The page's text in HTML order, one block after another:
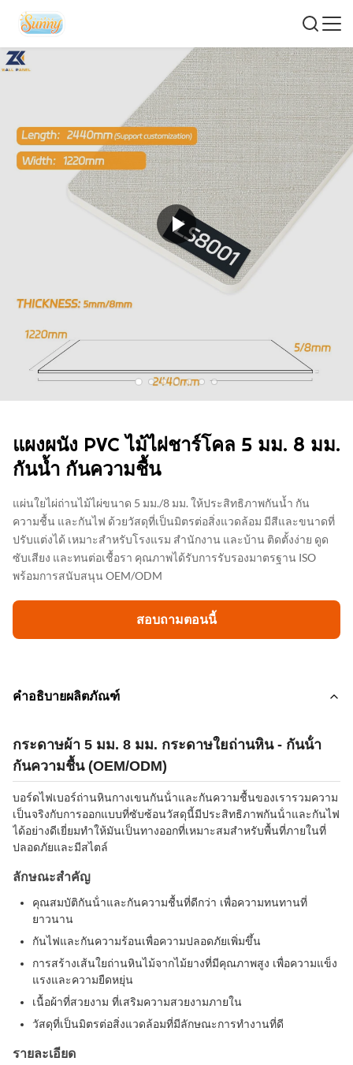
แผงผนัง PVC ไม้ไผ่ชาร์โคล 5 มม. 8 มม.
กันน้ำ กันความชื้น
แผ่นใยไผ่ถ่านไม้ไผ่ขนาด 5 มม./8 มม. ให้ประสิทธิภาพกันน้ำ กัน
ความชื้น และกันไฟ ด้วยวัสดุที่เป็นมิตรต่อสิ่งแวดล้อม มีสีและขนาดที่
ปรับแต่งได้ เหมาะสำหรับโรงแรม สำนักงาน และบ้าน ติดตั้งง่าย ดูด
ซับเสียง และทนต่อเชื้อรา คุณภาพได้รับการรับรองมาตรฐาน ISO
พร้อมการสนับสนุน OEM/ODM
สอบถามตอนนี้
คำอธิบายผลิตภัณฑ์
กระดาษผ้า 5 มม. 8 มม. กระดาษใยถ่านหิน - กันน้ํา
กันความชื้น (OEM/ODM)
บอร์ดไฟเบอร์ถ่านหินกางเขนกันน้ําและกันความชื้นของเรารวมความ
เป็นจริงกับการออกแบบที่ซับซ้อนวัสดุนี้มีประสิทธิภาพกันน้ําและกันไฟ
ได้อย่างดีเยี่ยมทําให้มันเป็นทางออกที่เหมาะสมสําหรับพื้นที่ภายในที่
ปลอดภัยและมีสไตล์
ลักษณะสําคัญ
คุณสมบัติกันน้ําและกันความชื้นที่ดีกว่า เพื่อความทนทานที่
ยาวนาน
กันไฟและกันความร้อนเพื่อความปลอดภัยเพิ่มขึ้น
การสร้างเส้นใยถ่านหินไม้จากไม้ยางที่มีคุณภาพสูง เพื่อความแข็ง
แรงและความยืดหยุ่น
เนื้อผ้าที่สวยงาม ที่เสริมความสวยงามภายใน
วัสดุที่เป็นมิตรต่อสิ่งแวดล้อมที่มีลักษณะการทํางานที่ดี
รายละเอียด